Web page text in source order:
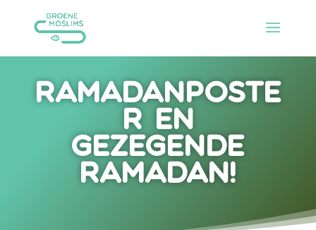
Ramadanposte
r en
gezegende
Ramadan!